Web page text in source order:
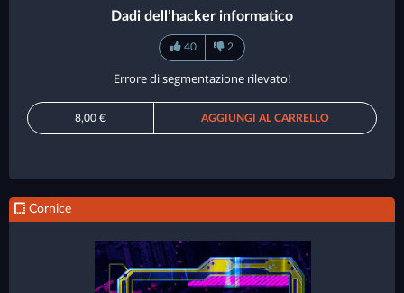
Dadi dell’hacker informatico
40 2
Errore di segmentazione rilevato!
8,00 € AGGIUNGI AL CARRELLO
Cornice